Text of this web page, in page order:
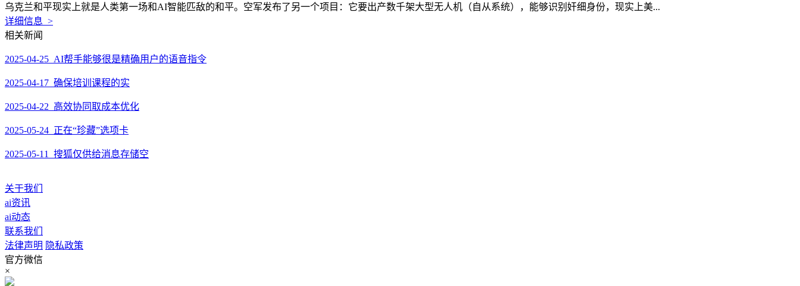
乌克兰和平现实上就是人类第一场和AI智能匹敌的和平。空军发布了另一个项目：它要出产数千架大型无人机（自从系统），能够识别奸细身份，现实上美...
详细信息 >
相关新闻
2025-04-25 AI帮手能够很是精确用户的语音指令
2025-04-17 确保培训课程的实
2025-04-22 高效协同取成本优化
2025-05-24 正在“珍藏”选项卡
2025-05-11 搜狐仅供给消息存储空
关于我们
ai资讯
ai动态
联系我们
法律声明 隐私政策
官方微信
×